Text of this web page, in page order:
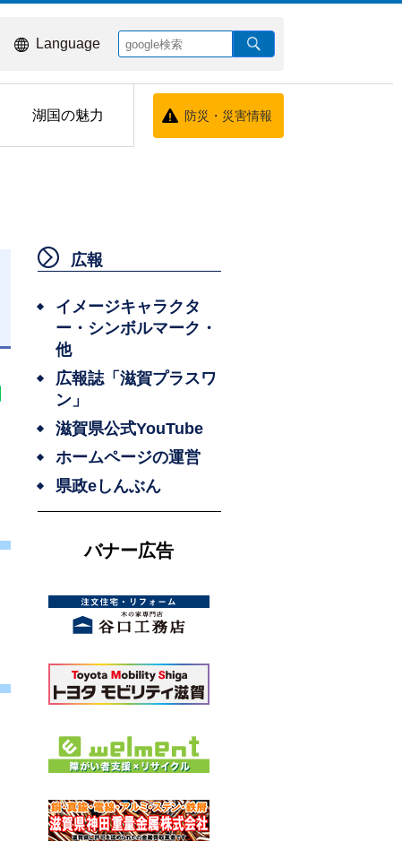
Language
湖国の魅力 防災・災害情報
広報
イメージキャラクタ
ー・シンボルマーク・
他
広報誌「滋賀プラスワ
ン」
滋賀県公式YouTube
ホームページの運営
県政eしんぶん
バナー広告